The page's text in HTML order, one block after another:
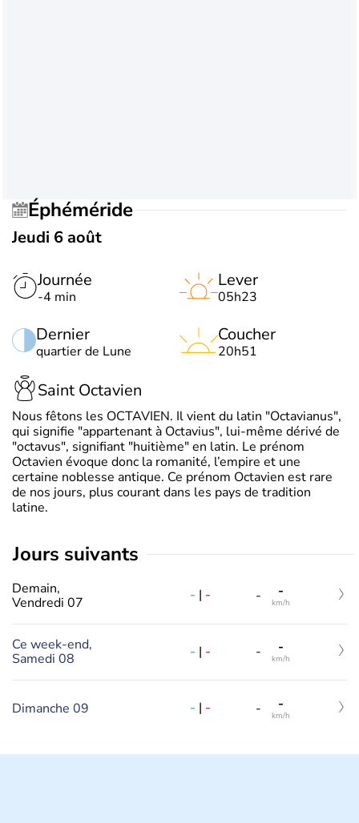
Éphéméride
Jeudi 6 août
Journée
-4 min
Dernier
quartier de Lune
Lever
05h23
Coucher
20h51
Saint Octavien
Nous fêtons les OCTAVIEN. Il vient du latin "Octavianus",
qui signifie "appartenant à Octavius", lui-même dérivé de
"octavus", signifiant "huitième" en latin. Le prénom
Octavien évoque donc la romanité, l’empire et une
certaine noblesse antique. Ce prénom Octavien est rare
de nos jours, plus courant dans les pays de tradition
latine.
jours suivants
Demain,
Vendredi 07
- | - - -
km/h
Ce week-end,
Samedi 08
- | - - -
km/h
Dimanche 09 - | - - -
km/h